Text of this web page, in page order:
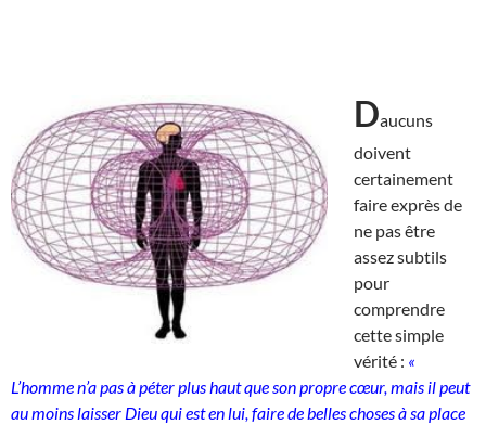
Daucuns
doivent
certainement
faire exprès de
ne pas être
assez subtils
pour
comprendre
cette simple
vérité : «
L’homme n’a pas à péter plus haut que son propre cœur, mais il peut
au moins laisser Dieu qui est en lui, faire de belles choses à sa place